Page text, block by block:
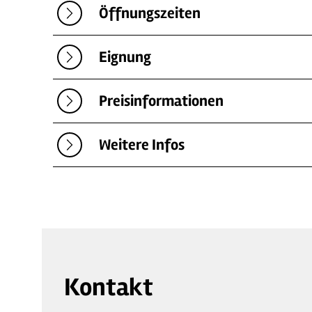
Öffnungszeiten
Eignung
Preisinformationen
Weitere Infos
Kontakt